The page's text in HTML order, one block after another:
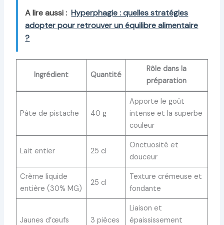
A lire aussi : Hyperphagie : quelles stratégies
adopter pour retrouver un équilibre alimentaire
?
Ingrédient Quantité
Rôle dans la
préparation
Pâte de pistache 40 g
Apporte le goût
intense et la superbe
couleur
Lait entier 25 cl
Onctuosité et
douceur
Crème liquide
entière (30% MG)
25 cl
Texture crémeuse et
fondante
Jaunes d’œufs 3 pièces
Liaison et
épaississement